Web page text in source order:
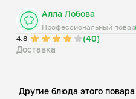
Алла Лобова
Профессиональный повар
4.8
(40)
Доставка
Другие блюда этого повара